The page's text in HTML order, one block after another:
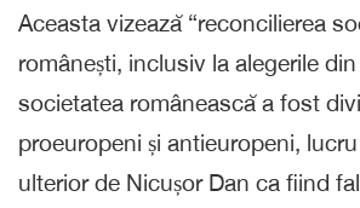
Aceasta vizează “reconcilierea
românești, inclusiv la alegerile
societatea românească a fost
proeuropeni și antieuropeni,
ulterior de Nicușor Dan ca fiind